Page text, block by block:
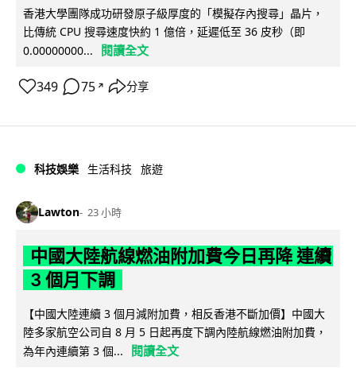
香港大學團隊成功研發原子級厚度的「模擬存內搜尋」晶片，
比傳統 CPU 搜尋速度快約 1 億倍，延遲低至 36 皮秒（即
0.00000000...
閱讀全文
349 75 ↗ 分享
科技娛樂 生活科技 旅遊
Lawton 23 小時
中國大陸航線燃油附加費今日再降 連續
3 個月下調
【中國大陸連續 3 個月減附加費，相反香港不斷加價】中國大
陸多家航空公司自 8 月 5 日起再度下調內陸航線燃油附加費，
為年內連續第 3 個...
閱讀全文